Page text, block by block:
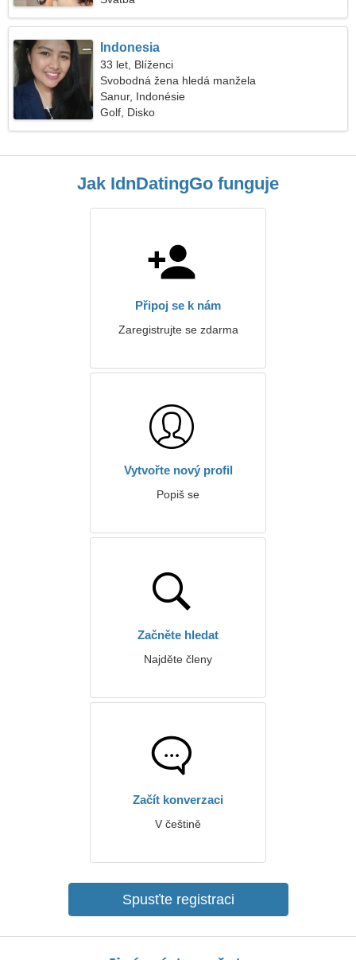
Indonesia
33 let, Blíženci
Svobodná žena hledá manžela
Sanur, Indonésie
Golf, Disko
Jak IdnDatingGo funguje
Připoj se k nám
Zaregistrujte se zdarma
Vytvořte nový profil
Popiš se
Začněte hledat
Najděte členy
Začít konverzaci
V češtině
Spusťte registraci